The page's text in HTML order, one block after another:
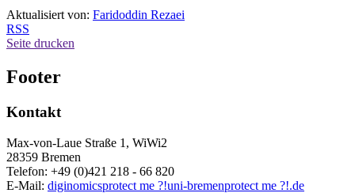
Aktualisiert von: Faridoddin Rezaei
RSS
Seite drucken
Footer
Kontakt
Max-von-Laue Straße 1, WiWi2
28359 Bremen
Telefon: +49 (0)421 218 - 66 820
E-Mail: diginomicsprotect me ?!uni-bremenprotect me ?!.de